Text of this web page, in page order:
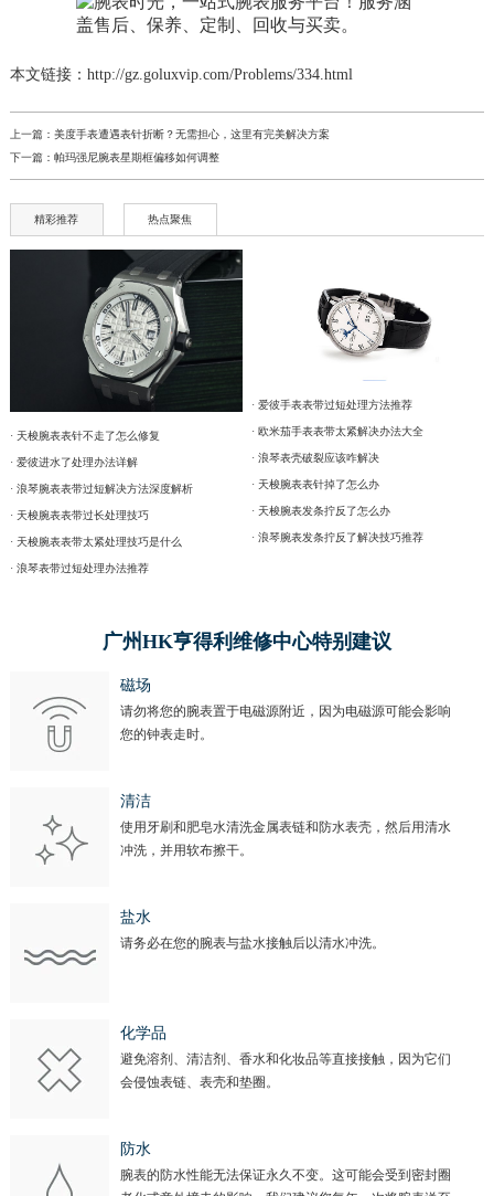
本文链接：http://gz.goluxvip.com/Problems/334.html
上一篇： 美度手表遭遇表针折断？无需担心，这里有完美解决方案
下一篇： 帕玛强尼腕表星期框偏移如何调整
精彩推荐 热点聚焦
· 天梭腕表表针不走了怎么修复
· 爱彼进水了处理办法详解
· 浪琴腕表表带过短解决方法深度解析
· 天梭腕表表带过长处理技巧
· 天梭腕表表带太紧处理技巧是什么
· 浪琴表带过短处理办法推荐
· 爱彼手表表带过短处理方法推荐
· 欧米茄手表表带太紧解决办法大全
· 浪琴表壳破裂应该咋解决
· 天梭腕表表针掉了怎么办
· 天梭腕表发条拧反了怎么办
· 浪琴腕表发条拧反了解决技巧推荐
广州HK亨得利维修中心特别建议
磁场
请勿将您的腕表置于电磁源附近，因为电磁源可能会影响
您的钟表走时。
清洁
使用牙刷和肥皂水清洗金属表链和防水表壳，然后用清水
冲洗，并用软布擦干。
盐水
请务必在您的腕表与盐水接触后以清水冲洗。
化学品
避免溶剂、清洁剂、香水和化妆品等直接接触，因为它们
会侵蚀表链、表壳和垫圈。
防水
腕表的防水性能无法保证永久不变。这可能会受到密封圈